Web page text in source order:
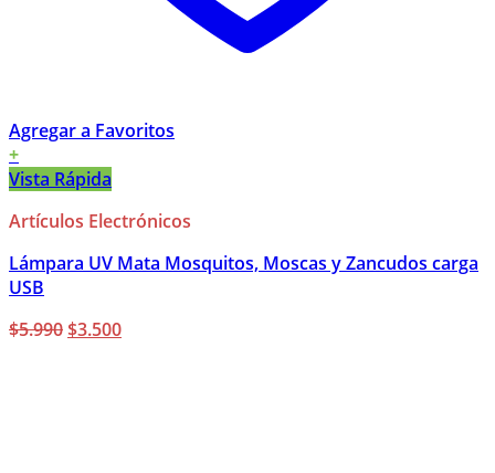
Agregar a Favoritos
+
Vista Rápida
Artículos Electrónicos
Lámpara UV Mata Mosquitos, Moscas y Zancudos carga
USB
$5.990El
$3.500El